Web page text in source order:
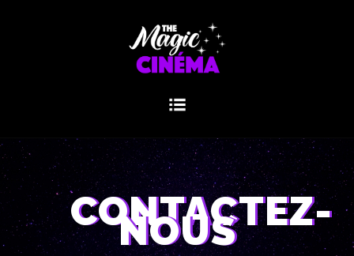
CONTACTEZ-
NOUS